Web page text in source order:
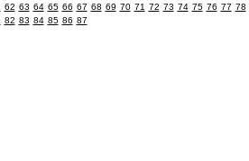
62 63 64 65 66 67 68 69 70 71 72 73 74 75 76 77 78
82 83 84 85 86 87